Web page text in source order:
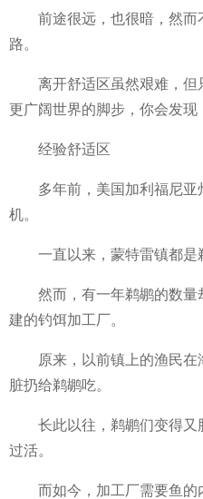
前途很远，也很暗，然
路。
离开舒适区虽然艰难，但
更广阔世界的脚步，你会发现
经验舒适区
多年前，美国加利福尼
机。
一直以来，蒙特雷镇都是
然而，有一年鹈鹕的数量
建的钓饵加工厂。
原来，以前镇上的渔民
脏扔给鹈鹕吃。
长此以往，鹈鹕们变得
过活。
而如今，加工厂需要鱼的